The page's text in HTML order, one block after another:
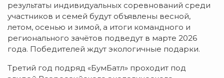
результаты индивидуальных соревнований среди
участников и семей будут объявлены весной,
летом, осенью и зимой, а итоги командного и
регионального зачётов подведут в марте 2026
года. Победителей ждут экологичные подарки.
Третий год подряд «БумБатл» проходит под